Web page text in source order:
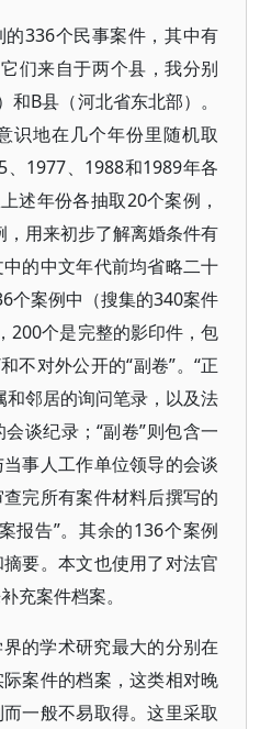
336个民事案件，其中有
们来自于两个县，我分别
B县（河北省东北部）。
识地在几个年份里随机取
1977、1988和1989年各
述年份各抽取20个案例，
用来初步了解离婚条件有
的中文年代前均省略二十
个案例中（搜集的340案件
200个是完整的影印件，包
不对外公开的“副卷”。“正
和邻居的询问笔录，以及法
谈纪录；“副卷”则包含一
事人工作单位领导的会谈
完所有案件材料后撰写的
报告”。其余的136个案例
要。本文也使用了对法官
充案件档案。
的学术研究最大的分别在
案件的档案，这类相对晚
一般不易取得。这里采取